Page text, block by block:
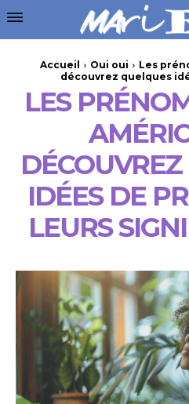
Accueil Oui oui
Les
découvrez quelques
LES
IDÉES DE
LEURS